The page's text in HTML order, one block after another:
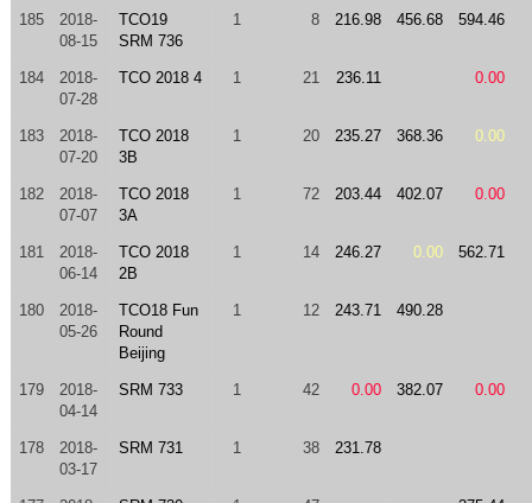
185
2018-
08-15
TCO19
SRM 736
1 8 216.98 456.68 594.46
184
2018-
07-28
TCO 2018 4 1 21 236.11 0.00
183
2018-
07-20
TCO 2018
3B
1 20 235.27 368.36 0.00
182
2018-
07-07
TCO 2018
3A
1 72 203.44 402.07 0.00
181
2018-
06-14
TCO 2018
2B
1 14 246.27 0.00 562.71
180
2018-
05-26
TCO18 Fun
Round
Beijing
1 12 243.71 490.28
179
2018-
04-14
SRM 733 1 42 0.00 382.07 0.00
178
2018-
03-17
SRM 731 1 38 231.78